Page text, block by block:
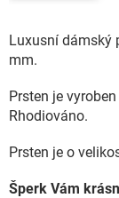
Luxusní dámský
mm.
Prsten je
Rhodiováno.
Prsten je o
Šperk Vám